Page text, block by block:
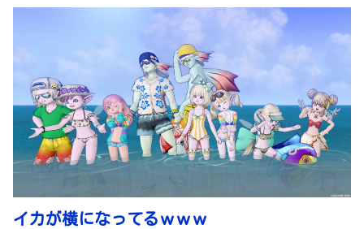
イカが横になってるｗｗｗ